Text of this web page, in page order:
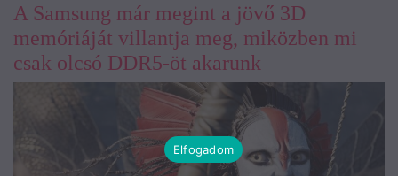
A Samsung már megint a jövő 3D
memóriáját villantja meg, miközben mi
csak olcsó DDR5-öt akarunk
Elfogadom